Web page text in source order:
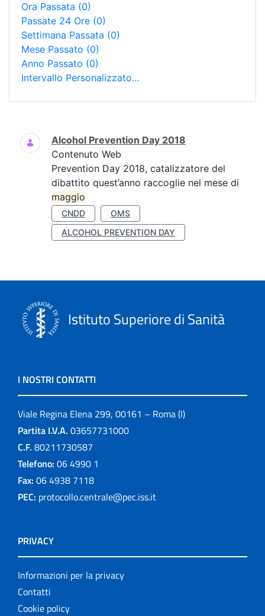
Ora Passata (0)
Passate 24 Ore (0)
Settimana Passata (0)
Mese Passato (0)
Anno Passato (0)
Intervallo Personalizzato…
Ricerca
Alcohol Prevention Day 2018
Contenuto Web
Prevention Day 2018, catalizzatore del
dibattito quest’anno raccoglie nel mese di
maggio
CNDD
OMS
ALCOHOL PREVENTION DAY
Istituto Superiore di Sanità
I NOSTRI CONTATTI
Viale Regina Elena 299, 00161 – Roma (I)
Partita I.V.A. 03657731000
C.F. 80211730587
Telefono: 06 4990 1
Fax: 06 4938 7118
PEC: protocollo.centrale@pec.iss.it
PRIVACY
Informazioni per la privacy
Contatti
Cookie policy